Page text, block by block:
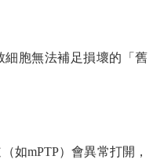
細胞無法補足損壞的「舊
如mPTP）會異常打開，